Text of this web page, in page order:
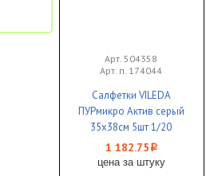
Арт. 504358
Арт. п. 174044
Салфетки VILEDA
ПУРмикро Актив серый
35х38см 5шт 1/20
1 182.75 i
цена за штуку